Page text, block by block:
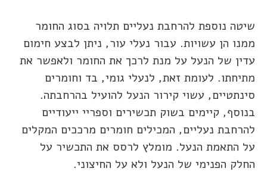
שיטה נוספת להרחבת נעליים תלויה בסוג החומר
ממנו הן עשויות. עבור נעלי עור, ניתן לבצע חימום
עדין של הנעל על מנת לרכך את החומר ולאפשר את
מתיחתו. לעומת זאת, לנעלי גומי, בד וחומרים
סינתטיים, עשוי קירור הנעל להועיל בהרחבתה.
בנוסף, קיימים בשוק תכשירים וספריי ייעודיים
להרחבת נעליים, המכילים חומרים מרככים המקלים
על התאמת הנעל. מומלץ לרסס את התכשיר על
החלק הפנימי של הנעל ולא על החיצוני.